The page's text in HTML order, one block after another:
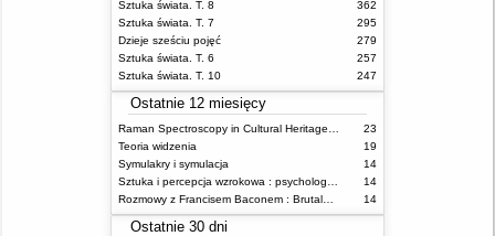
Sztuka świata. T. 8
362
Sztuka świata. T. 7
295
Dzieje sześciu pojęć
279
Sztuka świata. T. 6
257
Sztuka świata. T. 10
247
Ostatnie 12 miesięcy
23
Teoria widzenia
19
Symulakry i symulacja
14
14
14
Ostatnie 30 dni